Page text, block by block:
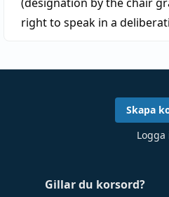
right to speak in a
Gillar du korsord?
Skapa
Logga